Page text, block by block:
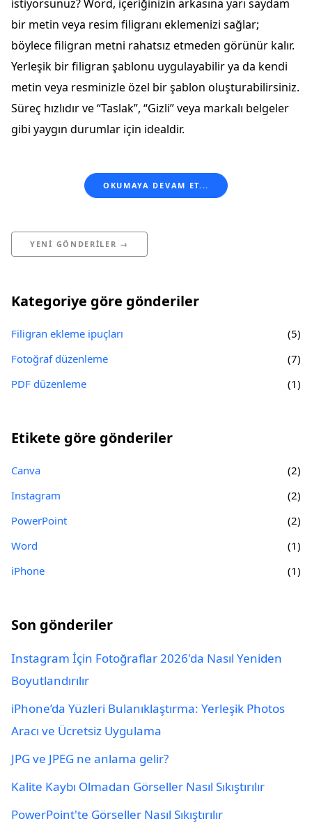
istiyorsunuz? Word, içeriğinizin arkasına yarı saydam
bir metin veya resim filigranı eklemenizi sağlar;
böylece filigran metni rahatsız etmeden görünür kalır.
Yerleşik bir filigran şablonu uygulayabilir ya da kendi
metin veya resminizle özel bir şablon oluşturabilirsiniz.
Süreç hızlıdır ve “Taslak”, “Gizli” veya markalı belgeler
gibi yaygın durumlar için idealdir.
OKUMAYA DEVAM ET...
YENI GÖNDERILER →
Kategoriye göre gönderiler
Filigran ekleme ipuçları
(5)
Fotoğraf düzenleme
(7)
PDF düzenleme
(1)
Etikete göre gönderiler
Canva
(2)
Instagram
(2)
PowerPoint
(2)
Word
(1)
iPhone
(1)
Son gönderiler
Instagram İçin Fotoğraflar 2026'da Nasıl Yeniden
Boyutlandırılır
iPhone’da Yüzleri Bulanıklaştırma: Yerleşik Photos
Aracı ve Ücretsiz Uygulama
JPG ve JPEG ne anlama gelir?
Kalite Kaybı Olmadan Görseller Nasıl Sıkıştırılır
PowerPoint'te Görseller Nasıl Sıkıştırılır